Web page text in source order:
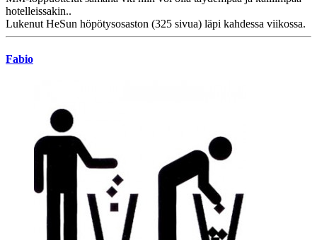
hotelleissakin..
Lukenut HeSun höpötysosaston (325 sivua) läpi kahdessa viikossa.
Fabio